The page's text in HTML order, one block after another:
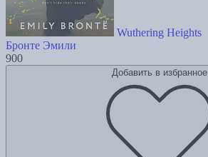
Wuthering Heights
Бронте Эмили
900
Добавить в избранное